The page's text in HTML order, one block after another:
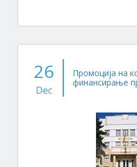
26
Dec
Промоција на
финансирање